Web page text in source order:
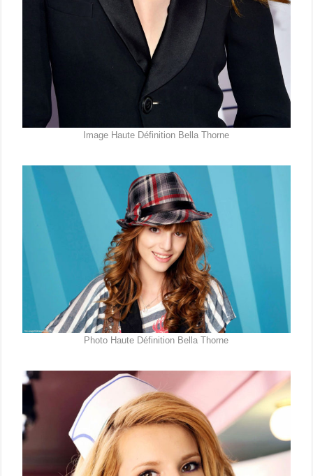
Image Haute Définition Bella Thorne
Photo Haute Définition Bella Thorne